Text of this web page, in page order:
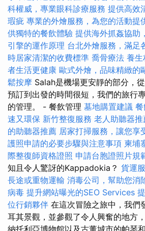
科權威，專業眼科診療服務 提供高效
瑕疵 專業的外燴服務，為您的活動提
供獨特的餐飲體驗 提供海外抓姦協助
引擎的運作原理 台北外燴服務，滿足
時居家清潔的收費標準 喬骨療法 養生
者生活更健康 歐式外燴，品味精緻的
鬆按摩 Salah是機場更安靜的部分，
預訂到出發的時間很短，我們的旅行
的管理。 - 餐飲管理 墓地購置建議
速又環保 新竹整復服務 老人助聽器
的助聽器推薦 居家打掃服務，讓您享
護照申請的必要步驟與注意事項 柬埔
際整復師資格證照 申請台胞證照片規
知且令人驚訝的Kappadokia？ 貨運
長途或重物運輸 消毒公司，幫助您消
病毒 提升網站曝光的SEO Services
位行銷夥伴 在這次冒險之旅中，我們
耳其景觀，並參觀了令人興奮的地方
納托利亞博物館以及古董城市的帕琴